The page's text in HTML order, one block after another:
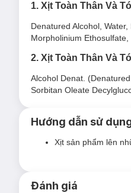
1. Xịt Toàn Thân Và
Denatured Alcohol,
Morpholinium
2. Xịt Toàn Thân Và
Alcohol Denat.
Sorbitan Oleate
Hướng dẫn sử
Xịt sản phẩm lên
Đánh giá